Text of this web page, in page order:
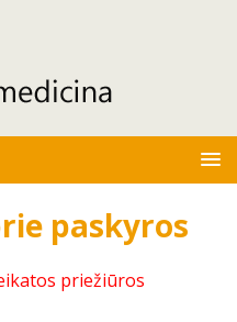
paskyros
priežiūros